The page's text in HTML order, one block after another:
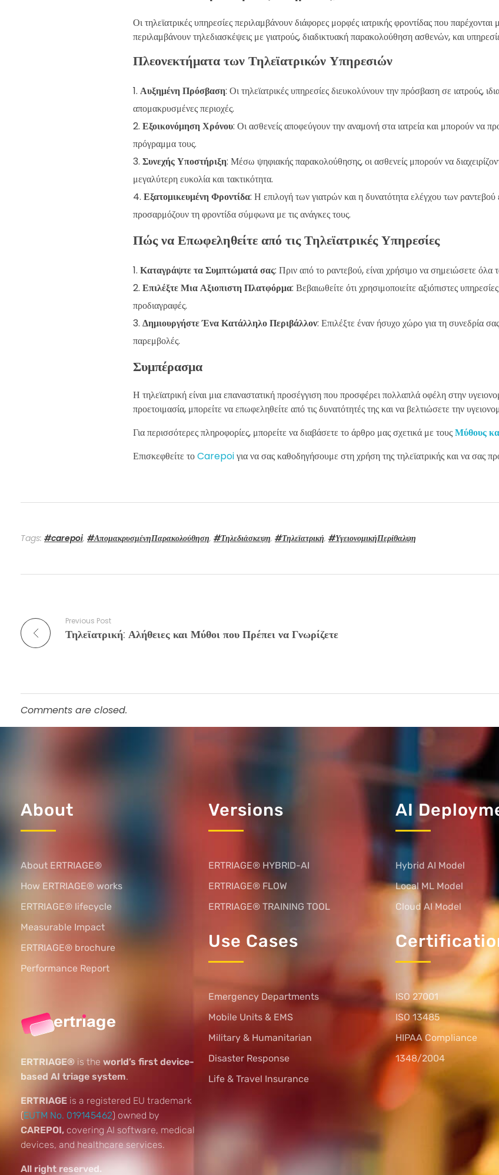
Οι τηλεϊατρικές υπηρεσίες περιλαμβάνουν διάφορες μορφές ιατρικής φροντίδας που
περιλαμβάνουν τηλεδιασκέψεις με γιατρούς, διαδικτυακή παρακολούθηση ασθενών, και
Πλεονεκτήματα των Τηλεϊατρικών Υπηρεσιών
Αυξημένη Πρόσβαση: Οι τηλεϊατρικές υπηρεσίες διευκολύνουν την πρόσβαση σε ιατρούς,
απομακρυσμένες περιοχές.
Εξοικονόμηση Χρόνου: Οι ασθενείς αποφεύγουν την αναμονή στα ιατρεία και μπορούν να
πρόγραμμα τους.
Συνεχής Υποστήριξη: Μέσω ψηφιακής παρακολούθησης, οι ασθενείς μπορούν να
μεγαλύτερη ευκολία και τακτικότητα.
Εξατομικευμένη Φροντίδα: Η επιλογή των γιατρών και η δυνατότητα ελέγχου των ραντεβού
προσαρμόζουν τη φροντίδα σύμφωνα με τις ανάγκες τους.
Πώς να Επωφεληθείτε από τις Τηλεϊατρικές Υπηρεσίες
Καταγράψτε τα Συμπτώματά σας: Πριν από το ραντεβού, είναι χρήσιμο να σημειώσετε όλα
Επιλέξτε Μια Αξιοπιστη Πλατφόρμα: Βεβαιωθείτε ότι χρησιμοποιείτε αξιόπιστες
προδιαγραφές.
Δημιουργήστε Ένα Κατάλληλο Περιβάλλον: Επιλέξτε έναν ήσυχο χώρο για τη συνεδρία
παρεμβολές.
Συμπέρασμα
Η τηλεϊατρική είναι μια επαναστατική προσέγγιση που προσφέρει πολλαπλά οφέλη στην
προετοιμασία, μπορείτε να επωφεληθείτε από τις δυνατότητές της και να βελτιώσετε την
Για περισσότερες πληροφορίες, μπορείτε να διαβάσετε το άρθρο μας σχετικά με τουςΜύθους
Επισκεφθείτε τοCarepoiγια να σας καθοδηγήσουμε στη χρήση της τηλεϊατρικής και να σας
Tags: #carepoi, #ΑπομακρυσμένηΠαρακολούθηση, #Τηλεδιάσκεψη, #Τηλεϊατρική, #ΥγειονομικήΠερίθαλψη
Previous Post
Τηλεϊατρική: Αλήθειες και Μύθοι που Πρέπει να Γνωρίζετε
Comments are closed.
About
About ERTRIAGE®
How ERTRIAGE® works
ERTRIAGE® lifecycle
Measurable Impact
ERTRIAGE® brochure
Performance Report
ERTRIAGE® is the world’s first device-
based AI triage system.
ERTRIAGE is a registered EU trademark
(EUTM No. 019145462) owned by
CAREPOI, covering AI software, medical
devices, and healthcare services.
All right reserved.
Versions
ERTRIAGE® HYBRID-AI
ERTRIAGE® FLOW
ERTRIAGE® TRAINING TOOL
Use Cases
Emergency Departments
Mobile Units & EMS
Military & Humanitarian
Disaster Response
Life & Travel Insurance
AI
Hybrid AI Model
Local ML Model
Cloud AI Model
ISO 27001
ISO 13485
HIPAA Compliance
1348/2004